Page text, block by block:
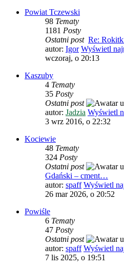
Powiat Tczewski
98 Tematy
1181 Posty
Ostatni post Re:
autor: Igor Wyświetl
wczoraj, o 20:13
Kaszuby
4 Tematy
35 Posty
Ostatni post
autor: Jadzia Wyświetl
3 wrz 2016, o 22:32
Kociewie
48 Tematy
324 Posty
Ostatni post
Gdański – cment…
autor: spaff Wyświetl
26 mar 2026, o 20:52
Powiśle
6 Tematy
47 Posty
Ostatni post
autor: spaff Wyświetl
7 lis 2025, o 19:51